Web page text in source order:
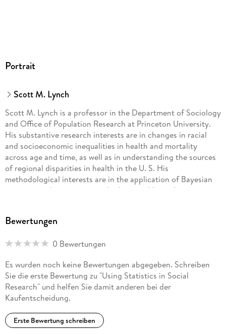
Portrait
Scott M. Lynch
Scott M. Lynch is a professor in the Department of Sociology
and Office of Population Research at Princeton University.
His substantive research interests are in changes in racial
and socioeconomic inequalities in health and mortality
across age and time, as well as in understanding the sources
of regional disparities in health in the U. S. His
methodological interests are in the application of Bayesian
statistics and estimation methods to problems that cannot
Bewertungen
0 Bewertungen
Es wurden noch keine Bewertungen abgegeben. Schreiben
Sie die erste Bewertung zu "Using Statistics in Social
Research" und helfen Sie damit anderen bei der
Kaufentscheidung.
Erste Bewertung schreiben